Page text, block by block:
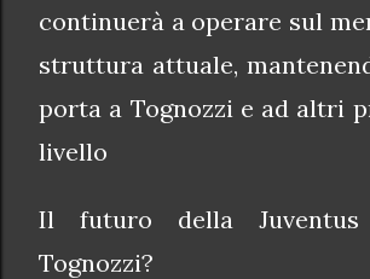
continuerà a operare sul
struttura attuale,
porta a Tognozzi e ad altri
livello
Il futuro della
Tognozzi?